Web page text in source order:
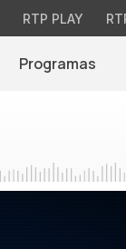
RTP PLAY
Programas